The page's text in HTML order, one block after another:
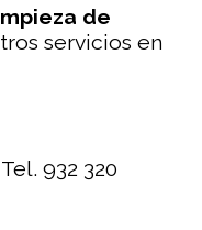
de
servicios en
Tel. 932 320